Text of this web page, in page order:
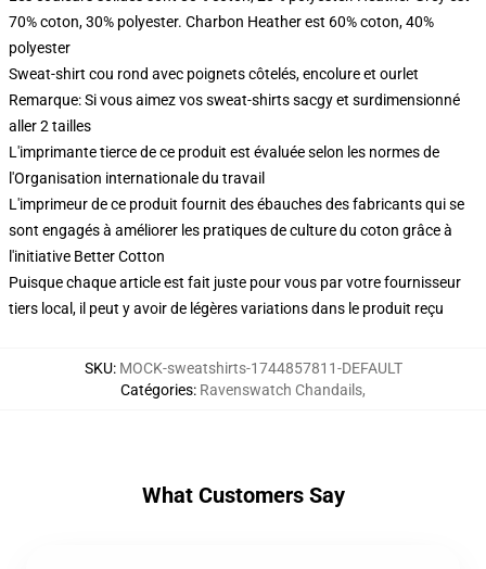
70% coton, 30% polyester. Charbon Heather est 60% coton, 40%
polyester
Sweat-shirt cou rond avec poignets côtelés, encolure et ourlet
Remarque: Si vous aimez vos sweat-shirts sacgy et surdimensionné
aller 2 tailles
L'imprimante tierce de ce produit est évaluée selon les normes de
l'Organisation internationale du travail
L'imprimeur de ce produit fournit des ébauches des fabricants qui se
sont engagés à améliorer les pratiques de culture du coton grâce à
l'initiative Better Cotton
Puisque chaque article est fait juste pour vous par votre fournisseur
tiers local, il peut y avoir de légères variations dans le produit reçu
SKU: MOCK-sweatshirts-1744857811-DEFAULT
Catégories: Ravenswatch Chandails,
What Customers Say